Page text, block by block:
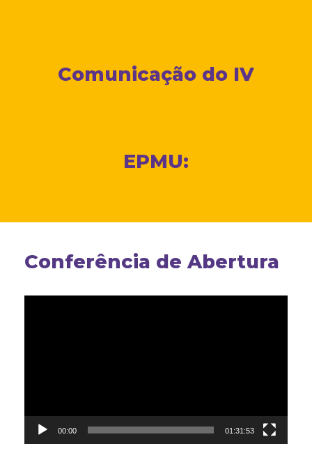
Comunicação do IV
EPMU:
Conferência de Abertura
00:00 01:31:53